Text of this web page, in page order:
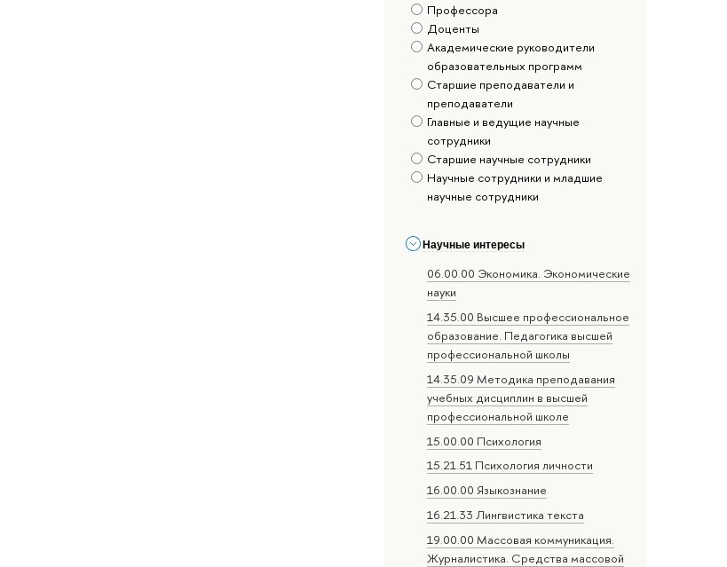
Профессора
Доценты
Академические руководители
образовательных программ
Старшие преподаватели и
преподаватели
Главные и ведущие научные
сотрудники
Старшие научные сотрудники
Научные сотрудники и младшие
научные сотрудники
Научные интересы
06.00.00 Экономика. Экономические
науки
14.35.00 Высшее профессиональное
образование. Педагогика высшей
профессиональной школы
14.35.09 Методика преподавания
учебных дисциплин в высшей
профессиональной школе
15.00.00 Психология
15.21.51 Психология личности
16.00.00 Языкознание
16.21.33 Лингвистика текста
19.00.00 Массовая коммуникация.
Журналистика. Средства массовой